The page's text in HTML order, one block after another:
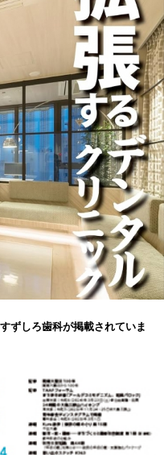
ずしろ歯科が掲載されていま